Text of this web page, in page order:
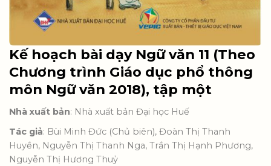
Kế hoạch bài dạy Ngữ văn 11 (Theo
Chương trình Giáo dục phổ thông
môn Ngữ văn 2018), tập một
Nhà xuất bản: Nhà xuất bản Đại học Huế
Tác giả: Bùi Minh Đức (Chủ biên), Đoàn Thị Thanh
Huyền, Nguyễn Thị Thanh Nga, Trần Thị Hạnh Phương,
Nguyễn Thị Hương Thuỷ